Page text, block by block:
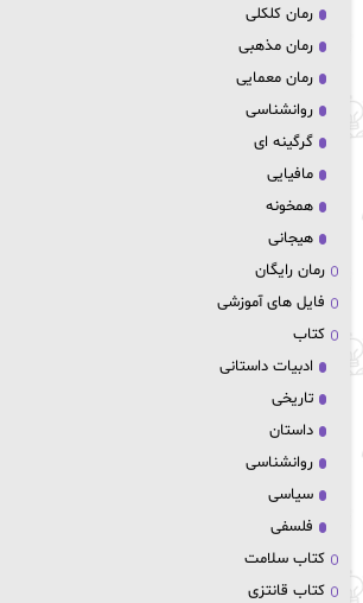
رمان کلکلی
رمان مذهبی
رمان معمایی
روانشناسی
گرگینه ای
مافیایی
همخونه
هیجانی
رمان رایگان
فایل های آموزشی
کتاب
ادبیات داستانی
تاریخی
داستان
روانشناسی
سیاسی
فلسفی
کتاب سلامت
کتاب قانتزی